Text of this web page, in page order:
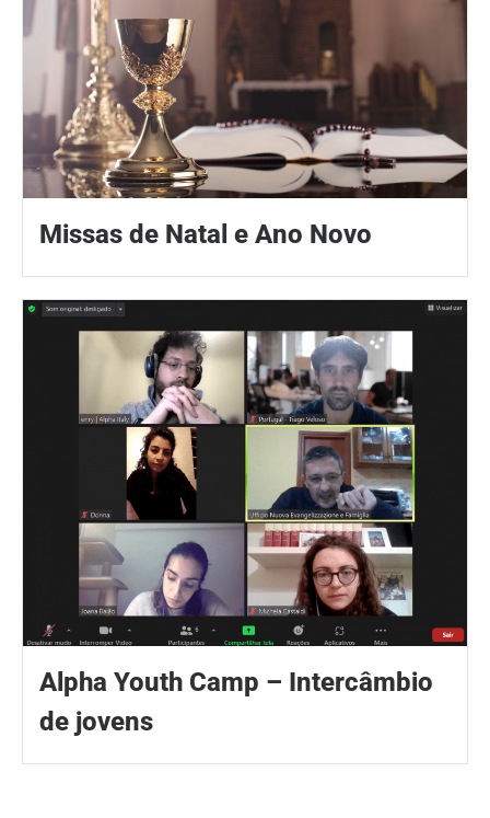
Missas de Natal e Ano Novo
Alpha Youth Camp – Intercâmbio
de jovens